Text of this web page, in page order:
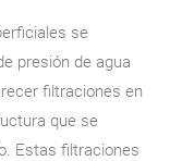
se
presión de agua
filtraciones en
que se
Estas filtraciones